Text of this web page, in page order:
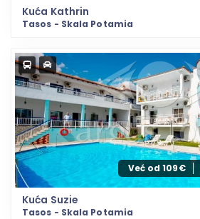
Kuća Kathrin
Tasos - Skala Potamia
Već od 109€
Kuća Suzie
Tasos - Skala Potamia